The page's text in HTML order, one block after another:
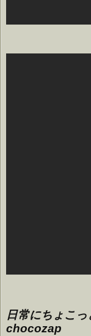
日常にちょこ
chocozap